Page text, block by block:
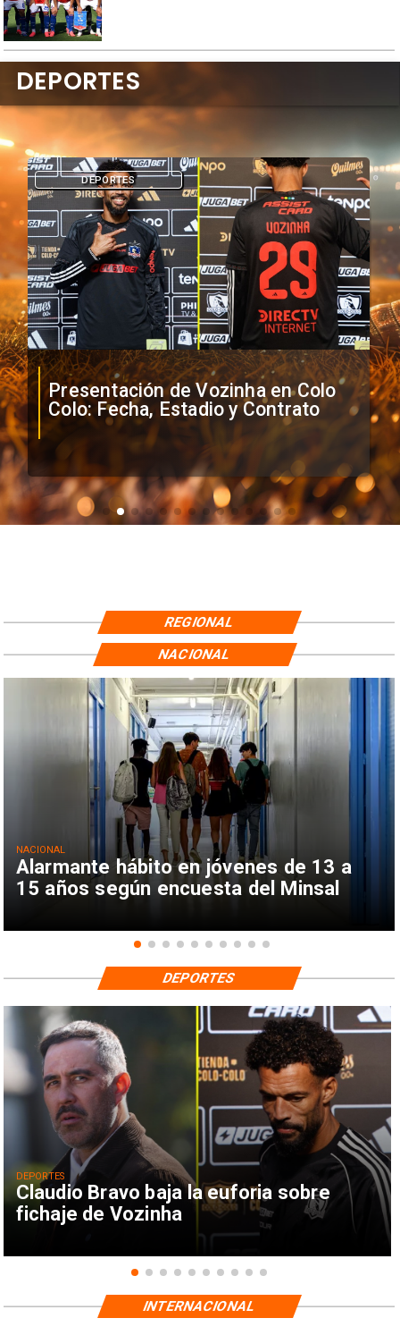
Presentación de Vozinha en Colo
Colo: Fecha, Estadio y Contrato
DEPORTES
DEPORTES
REGIONAL
Alarmante hábito en jóvenes de 13 a
15 años según encuesta del Minsal
NACIONAL
NACIONAL
Claudio Bravo baja la euforia sobre
fichaje de Vozinha
DEPORTES
DEPORTES
INTERNACIONAL